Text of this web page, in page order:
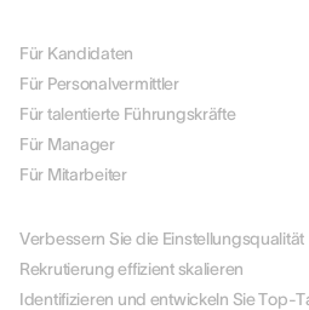
Für Kandidaten
Für Personalvermittler
Für talentierte Führungskräfte
Für Manager
Für Mitarbeiter
Verbessern Sie die Einstellungsqualität
Rekrutierung effizient skalieren
Identifizieren und entwickeln Sie Top-